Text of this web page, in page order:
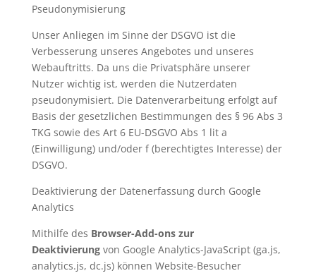
Pseudonymisierung
Unser Anliegen im Sinne der DSGVO ist die
Verbesserung unseres Angebotes und unseres
Webauftritts. Da uns die Privatsphäre unserer
Nutzer wichtig ist, werden die Nutzerdaten
pseudonymisiert. Die Datenverarbeitung erfolgt auf
Basis der gesetzlichen Bestimmungen des § 96 Abs 3
TKG sowie des Art 6 EU-DSGVO Abs 1 lit a
(Einwilligung) und/oder f (berechtigtes Interesse) der
DSGVO.
Deaktivierung der Datenerfassung durch Google
Analytics
Mithilfe des Browser-Add-ons zur
Deaktivierungvon Google Analytics-JavaScript (ga.js,
analytics.js, dc.js) können Website-Besucher